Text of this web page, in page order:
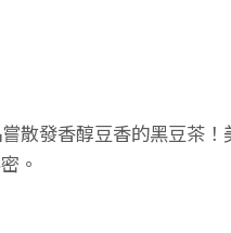
散發香醇豆香的黑豆茶！
。